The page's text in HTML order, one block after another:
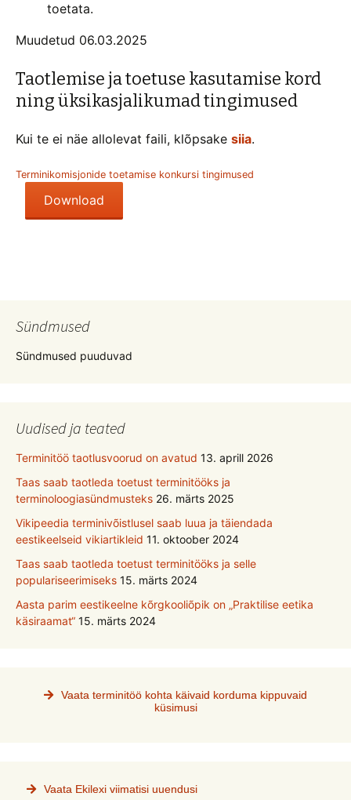
toetata.
Muudetud 06.03.2025
Taotlemise ja toetuse kasutamise kord
ning üksikasjalikumad tingimused
Kui te ei näe allolevat faili, klõpsake siia.
Terminikomisjonide toetamise konkursi tingimused
Download
Sündmused
Sündmused puuduvad
Uudised ja teated
Terminitöö taotlusvoorud on avatud 13. aprill 2026
Taas saab taotleda toetust terminitööks ja
terminoloogiasündmusteks 26. märts 2025
Vikipeedia terminivõistlusel saab luua ja täiendada
eestikeelseid vikiartikleid 11. oktoober 2024
Taas saab taotleda toetust terminitööks ja selle
populariseerimiseks 15. märts 2024
Aasta parim eestikeelne kõrgkooliõpik on „Praktilise eetika
käsiraamat“ 15. märts 2024
Vaata terminitöö kohta käivaid korduma kippuvaid
küsimusi
Vaata Ekilexi viimatisi uuendusi